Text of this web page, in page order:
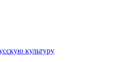
культуру